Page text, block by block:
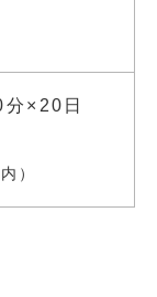
×20日
）